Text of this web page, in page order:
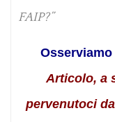
FAIP?”
Articolo, a
pervenutoci